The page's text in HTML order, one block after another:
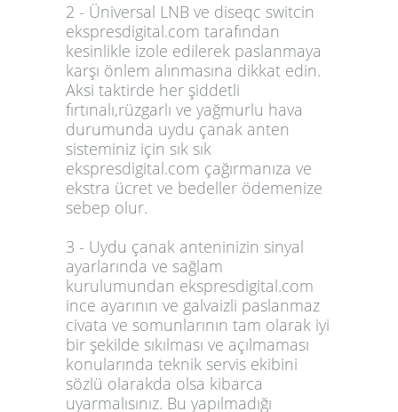
2 - Üniversal LNB ve diseqc switcin
ekspresdigital.com tarafından
kesinlikle izole edilerek paslanmaya
karşı önlem alınmasına dikkat edin.
Aksi taktirde her şiddetli
fırtınalı,rüzgarlı ve yağmurlu hava
durumunda uydu çanak anten
sisteminiz için sık sık
ekspresdigital.com çağırmanıza ve
ekstra ücret ve bedeller ödemenize
sebep olur.
3 - Uydu çanak anteninizin sinyal
ayarlarında ve sağlam
kurulumundan ekspresdigital.com
ince ayarının ve galvaizli paslanmaz
civata ve somunlarının tam olarak iyi
bir şekilde sıkılması ve açılmaması
konularında teknik servis ekibini
sözlü olarakda olsa kibarca
uyarmalısınız. Bu yapılmadığı